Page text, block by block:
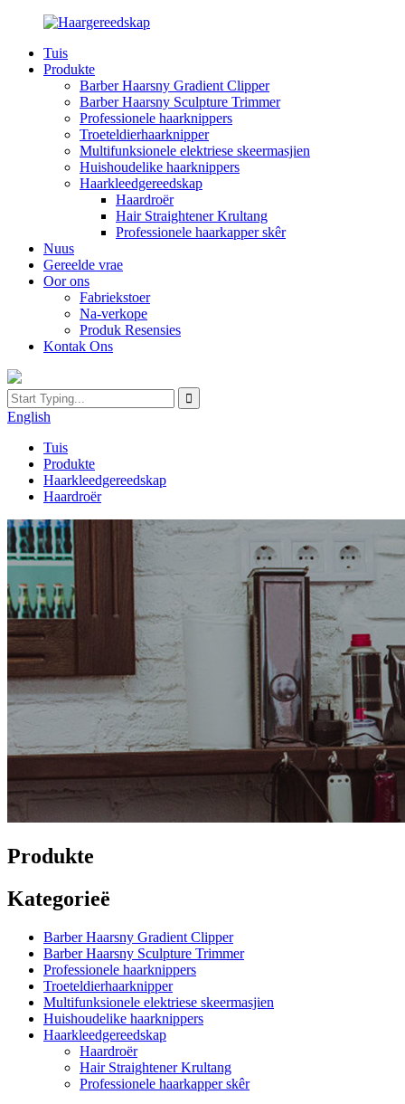
Tuis
Produkte
Barber Haarsny Gradient Clipper
Barber Haarsny Sculpture Trimmer
Professionele haarknippers
Troeteldierhaarknipper
Multifunksionele elektriese skeermasjien
Huishoudelike haarknippers
Haarkleedgereedskap
Haardroër
Hair Straightener Krultang
Professionele haarkapper skêr
Nuus
Gereelde vrae
Oor ons
Fabriekstoer
Na-verkope
Produk Resensies
Kontak Ons
English
Tuis
Produkte
Haarkleedgereedskap
Haardroër
Produkte
Kategorieë
Barber Haarsny Gradient Clipper
Barber Haarsny Sculpture Trimmer
Professionele haarknippers
Troeteldierhaarknipper
Multifunksionele elektriese skeermasjien
Huishoudelike haarknippers
Haarkleedgereedskap
Haardroër
Hair Straightener Krultang
Professionele haarkapper skêr